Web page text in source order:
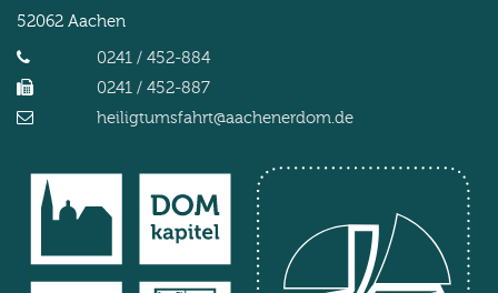
52062 Aachen
0241 / 452-884
0241 / 452-887
heiligtumsfahrt@aachenerdom.de